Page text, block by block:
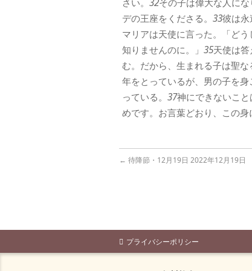
さい。 32その子は偉大な人に
デの王座をくださる。 33彼は永
マリアは天使に言った。「ど
知りませんのに。」 35天使は
む。だから、生まれる子は聖な
年をとっているが、男の子を
っている。 37神にできないこと
めです。お言葉どおり、この身
← 待降節・12月19日 2022年12月19日
プライバシーポリシー